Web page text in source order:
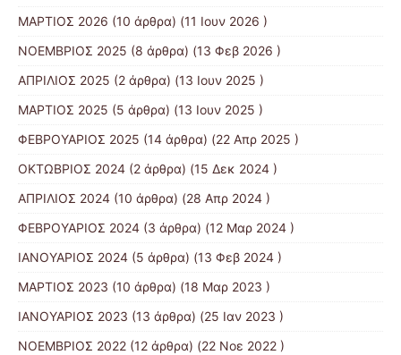
ΜΑΡΤΙΟΣ 2026 (10 άρθρα) (11 Ιουν 2026 )
ΝΟΕΜΒΡΙΟΣ 2025 (8 άρθρα) (13 Φεβ 2026 )
ΑΠΡΙΛΙΟΣ 2025 (2 άρθρα) (13 Ιουν 2025 )
ΜΑΡΤΙΟΣ 2025 (5 άρθρα) (13 Ιουν 2025 )
ΦΕΒΡΟΥΑΡΙΟΣ 2025 (14 άρθρα) (22 Απρ 2025 )
ΟΚΤΩΒΡΙΟΣ 2024 (2 άρθρα) (15 Δεκ 2024 )
ΑΠΡΙΛΙΟΣ 2024 (10 άρθρα) (28 Απρ 2024 )
ΦΕΒΡΟΥΑΡΙΟΣ 2024 (3 άρθρα) (12 Μαρ 2024 )
ΙΑΝΟΥΑΡΙΟΣ 2024 (5 άρθρα) (13 Φεβ 2024 )
ΜΑΡΤΙΟΣ 2023 (10 άρθρα) (18 Μαρ 2023 )
ΙΑΝΟΥΑΡΙΟΣ 2023 (13 άρθρα) (25 Ιαν 2023 )
ΝΟΕΜΒΡΙΟΣ 2022 (12 άρθρα) (22 Νοε 2022 )